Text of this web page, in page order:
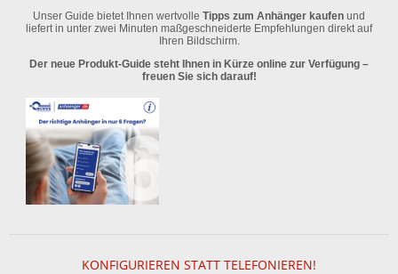
Unser Guide bietet Ihnen wertvolle Tipps zum Anhänger kaufen und
liefert in unter zwei Minuten maßgeschneiderte Empfehlungen direkt auf
Ihren Bildschirm.
Der neue Produkt-Guide steht Ihnen in Kürze online zur Verfügung –
freuen Sie sich darauf!
KONFIGURIEREN STATT TELEFONIEREN!